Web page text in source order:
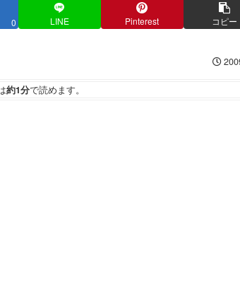
0 LINE Pinterest コピー
約1分で読めます。